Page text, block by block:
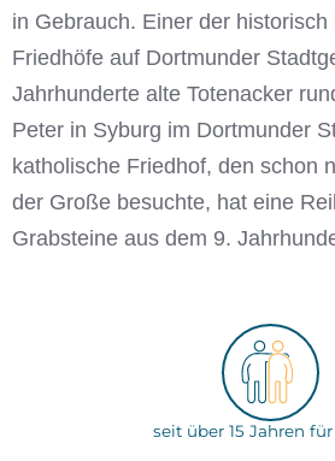
in Gebrauch. Einer der historisch
Friedhöfe auf Dortmunder
Jahrhunderte alte Totenacker
Peter in Syburg im Dortmunder
katholische Friedhof, den schon
der Große besuchte, hat eine
Grabsteine aus dem 9.
seit über 15 Jahren für